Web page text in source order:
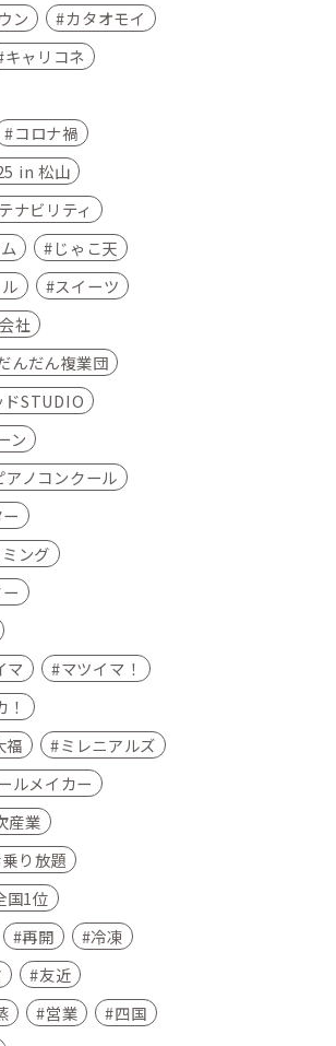
ン
カタオモイ
キャリコネ
コロナ禍
in 松山
ナビリティ
じゃこ天
スイーツ
社
んだん複業団
ドSTUDIO
ン
アノコンクール
ング
マ
マツイマ！
！
福
ミレニアルズ
ルメイカー
産業
乗り放題
国1位
再開
冷凍
友近
営業
四国